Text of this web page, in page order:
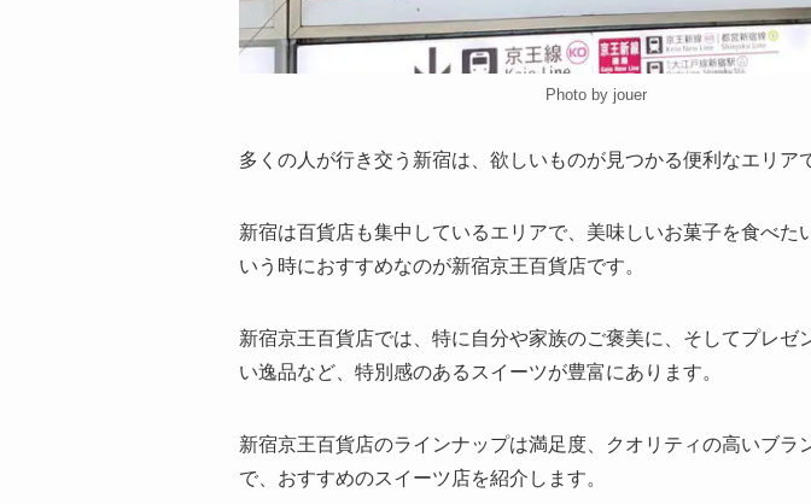
Photo by jouer
多くの人が行き交う新宿は、欲しいものが見つかる便利なエリア
新宿は百貨店も集中しているエリアで、美味しいお菓子を食べた
いう時におすすめなのが新宿京王百貨店です。
新宿京王百貨店では、特に自分や家族のご褒美に、そしてプレゼ
い逸品など、特別感のあるスイーツが豊富にあります。
新宿京王百貨店のラインナップは満足度、クオリティの高いブラ
で、おすすめのスイーツ店を紹介します。